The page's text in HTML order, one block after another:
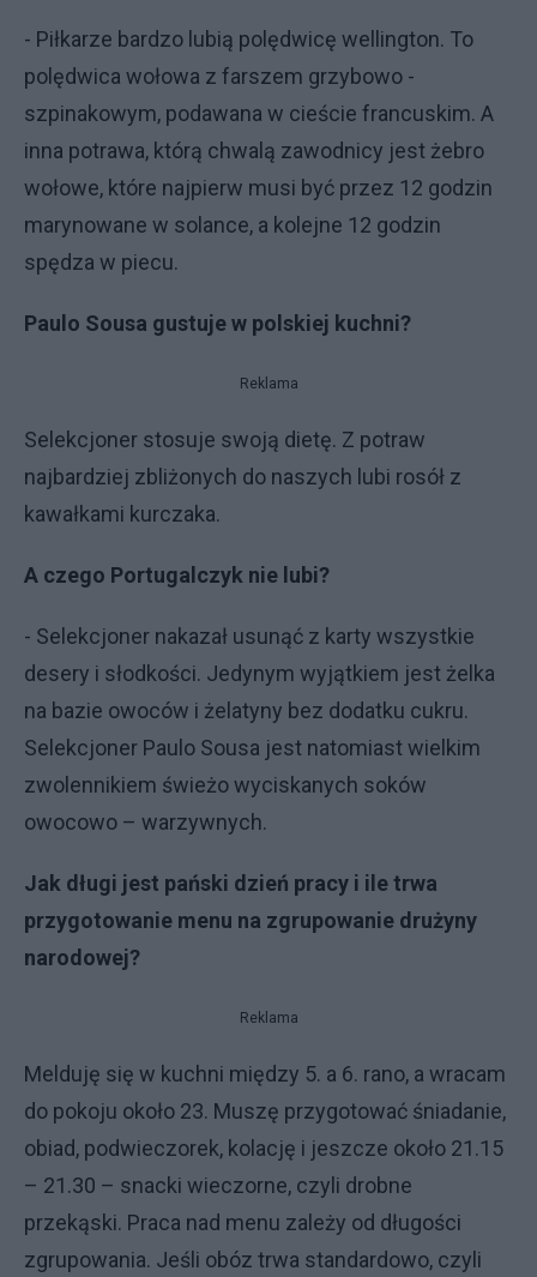
- Piłkarze bardzo lubią polędwicę wellington. To
polędwica wołowa z farszem grzybowo -
szpinakowym, podawana w cieście francuskim. A
inna potrawa, którą chwalą zawodnicy jest żebro
wołowe, które najpierw musi być przez 12 godzin
marynowane w solance, a kolejne 12 godzin
spędza w piecu.
Paulo Sousa gustuje w polskiej kuchni?
Reklama
Selekcjoner stosuje swoją dietę. Z potraw
najbardziej zbliżonych do naszych lubi rosół z
kawałkami kurczaka.
A czego Portugalczyk nie lubi?
- Selekcjoner nakazał usunąć z karty wszystkie
desery i słodkości. Jedynym wyjątkiem jest żelka
na bazie owoców i żelatyny bez dodatku cukru.
Selekcjoner Paulo Sousa jest natomiast wielkim
zwolennikiem świeżo wyciskanych soków
owocowo – warzywnych.
Jak długi jest pański dzień pracy i ile trwa
przygotowanie menu na zgrupowanie drużyny
narodowej?
Reklama
Melduję się w kuchni między 5. a 6. rano, a wracam
do pokoju około 23. Muszę przygotować śniadanie,
obiad, podwieczorek, kolację i jeszcze około 21.15
– 21.30 – snacki wieczorne, czyli drobne
przekąski. Praca nad menu zależy od długości
zgrupowania. Jeśli obóz trwa standardowo, czyli